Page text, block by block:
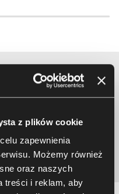
z plików cookie
zapewnienia
Możemy również
oraz naszych
treści i reklam, aby
rozwiązaniu
Twojego
nas